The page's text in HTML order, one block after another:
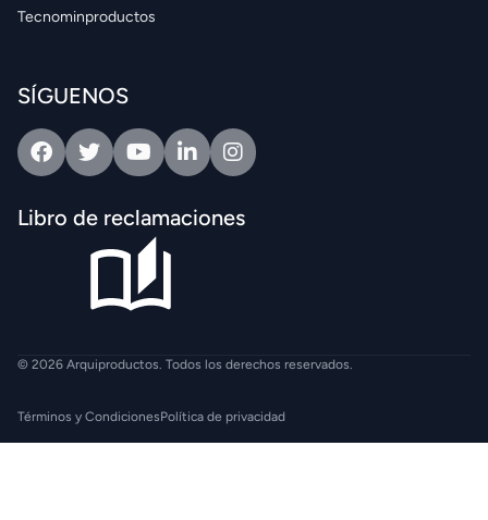
Tecnominproductos
SÍGUENOS
FacebookTwitterYoutubeLinkedinIntagram
Libro de reclamaciones
© 2026 Arquiproductos. Todos los derechos reservados.
Términos y CondicionesPolítica de privacidad